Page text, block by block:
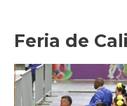
Feria de Cali